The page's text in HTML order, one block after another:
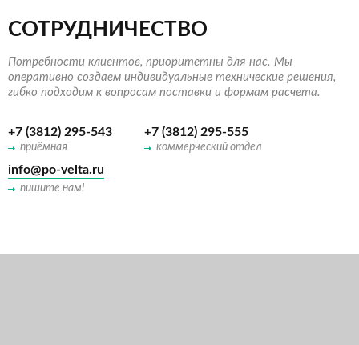
СОТРУДНИЧЕСТВО
Потребности клиентов, приоритетны для нас. Мы
оперативно создаем индивидуальные технические решения,
гибко подходим к вопросам поставки и формам расчета.
+7 (3812) 295-543
приёмная
+7 (3812) 295-555
коммерческий отдел
info@po-velta.ru
пишите нам!